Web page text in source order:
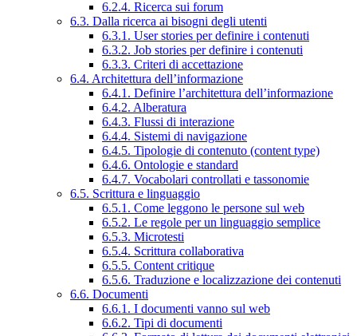
6.2.4. Ricerca sui forum
6.3. Dalla ricerca ai bisogni degli utenti
6.3.1. User stories per definire i contenuti
6.3.2. Job stories per definire i contenuti
6.3.3. Criteri di accettazione
6.4. Architettura dell’informazione
6.4.1. Definire l’architettura dell’informazione
6.4.2. Alberatura
6.4.3. Flussi di interazione
6.4.4. Sistemi di navigazione
6.4.5. Tipologie di contenuto (content type)
6.4.6. Ontologie e standard
6.4.7. Vocabolari controllati e tassonomie
6.5. Scrittura e linguaggio
6.5.1. Come leggono le persone sul web
6.5.2. Le regole per un linguaggio semplice
6.5.3. Microtesti
6.5.4. Scrittura collaborativa
6.5.5. Content critique
6.5.6. Traduzione e localizzazione dei contenuti
6.6. Documenti
6.6.1. I documenti vanno sul web
6.6.2. Tipi di documenti